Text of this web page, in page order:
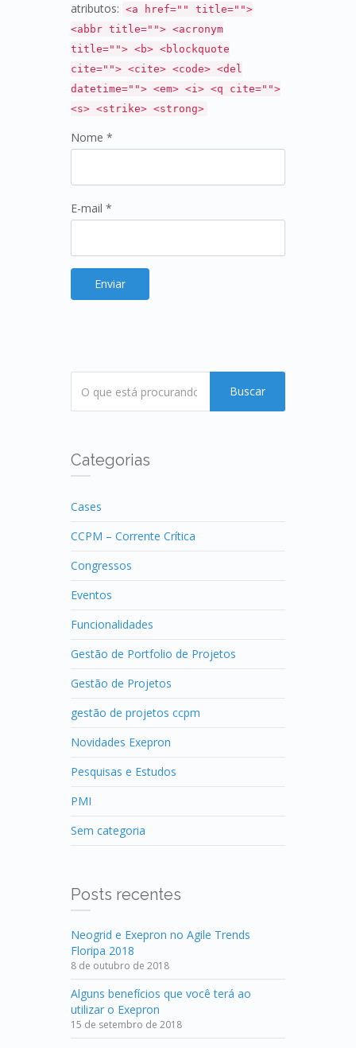
atributos: <a href="" title="">
<abbr title=""> <acronym
title=""> <b> <blockquote
cite=""> <cite> <code> <del
datetime=""> <em> <i> <q cite="">
<s> <strike> <strong>
Nome *
E-mail *
Buscar
Categorias
Cases
CCPM – Corrente Crítica
Congressos
Eventos
Funcionalidades
Gestão de Portfolio de Projetos
Gestão de Projetos
gestão de projetos ccpm
Novidades Exepron
Pesquisas e Estudos
PMI
Sem categoria
Posts recentes
Neogrid e Exepron no Agile Trends
Floripa 2018
8 de outubro de 2018
Alguns benefícios que você terá ao
utilizar o Exepron
15 de setembro de 2018